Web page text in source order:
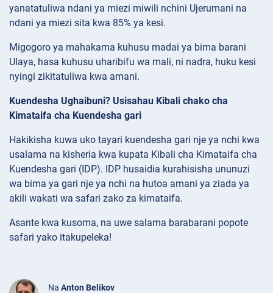
yanatatuliwa ndani ya miezi miwili nchini Ujerumani na
ndani ya miezi sita kwa 85% ya kesi.
Migogoro ya mahakama kuhusu madai ya bima barani
Ulaya, hasa kuhusu uharibifu wa mali, ni nadra, huku kesi
nyingi zikitatuliwa kwa amani.
Kuendesha Ughaibuni? Usisahau Kibali chako cha
Kimataifa cha Kuendesha gari
Hakikisha kuwa uko tayari kuendesha gari nje ya nchi kwa
usalama na kisheria kwa kupata Kibali cha Kimataifa cha
Kuendesha gari (IDP). IDP husaidia kurahisisha ununuzi
wa bima ya gari nje ya nchi na hutoa amani ya ziada ya
akili wakati wa safari zako za kimataifa.
Asante kwa kusoma, na uwe salama barabarani popote
safari yako itakupeleka!
Na Anton Belikov